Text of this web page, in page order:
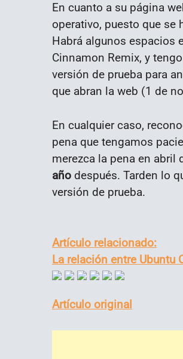
En cuanto a su página
operativo, puesto que se
Habrá algunos espacios
Cinnamon Remix, y
versión de prueba para
que abran la web (1 de
En cualquier caso,
pena que tengamos
merezca la pena en abril
año después. Tarden lo
versión de prueba.
Artículo relacionado:
La relación entre Ubuntu
Artículo original